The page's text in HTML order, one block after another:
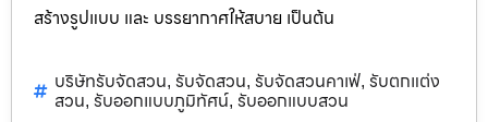
สร้างรูปแบบ และ บรรยากาศให้สบาย เป็นต้น
บริษัทรับจัดสวน, รับจัดสวน, รับจัดสวนคาเฟ่, รับตกแต่ง
สวน, รับออกแบบภูมิทัศน์, รับออกแบบสวน